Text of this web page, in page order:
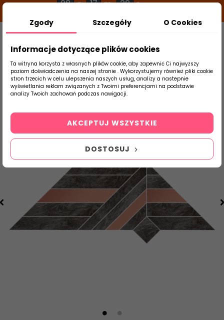
08 g 17 m 29 s
Szukaj
produktu
Strona Główna Płytki Łazienkowe
Zgody Szczegóły O Cookies
Informacje dotyczące plików cookies
Ta witryna korzysta z własnych plików cookie, aby zapewnić Ci najwyższy
poziom doświadczenia na naszej stronie . Wykorzystujemy również pliki cookie
stron trzecich w celu ulepszenia naszych usług, analizy a nastepnie
wyświetlania reklam związanych z Twoimi preferencjami na podstawie
analizy Twoich zachowań podczas nawigacji.
DOSTOSUJ
AKCEPTUJ WSZYSTKIE